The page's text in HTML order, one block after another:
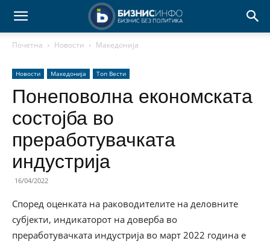
Почетна Новости Македонија
Новости Македонија Топ Вести
Понеповолна економската
состојба во
преработувачката
индустрија
16/04/2022
Според оценката на раководителите на деловните
субјекти, индикаторот на доверба во
преработувачката индустрија во март 2022 година е